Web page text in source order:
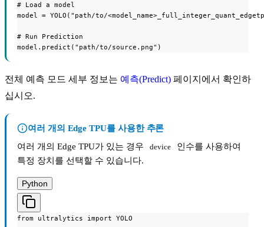
# Load a model
model = YOLO("path/to/
# Run Prediction
model.predict("path/to/source.png")
전체 예측 모드 세부 정보는 예측(Predict) 페이지에서 확인하
십시오.
여러 개의 Edge TPU를 사용한 추론
여러 개의 Edge TPU가 있는 경우
device
인수를 사용하여
특정 장치를 선택할 수 있습니다.
Python
from ultralytics import YOLO